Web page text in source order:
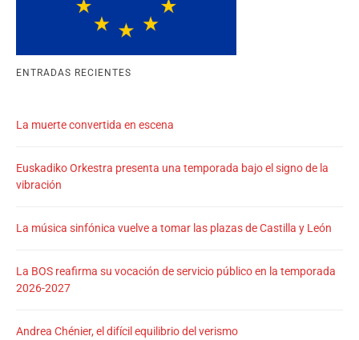
ENTRADAS RECIENTES
La muerte convertida en escena
Euskadiko Orkestra presenta una temporada bajo el signo de la
vibración
La música sinfónica vuelve a tomar las plazas de Castilla y León
La BOS reafirma su vocación de servicio público en la temporada
2026-2027
Andrea Chénier, el difícil equilibrio del verismo